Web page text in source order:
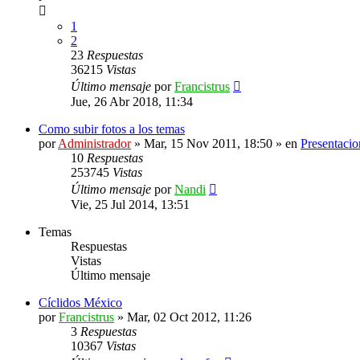
1
2
23 Respuestas
36215 Vistas
Último mensaje porFrancistrus
Jue, 26 Abr 2018, 11:34
Como subir fotos a los temas
porAdministrador» Mar, 15 Nov 2011, 18:50 » en
10 Respuestas
253745 Vistas
Último mensaje porNandi
Vie, 25 Jul 2014, 13:51
Temas
Respuestas
Vistas
Último mensaje
Cíclidos México
porFrancistrus » Mar, 02 Oct 2012, 11:26
3 Respuestas
10367 Vistas